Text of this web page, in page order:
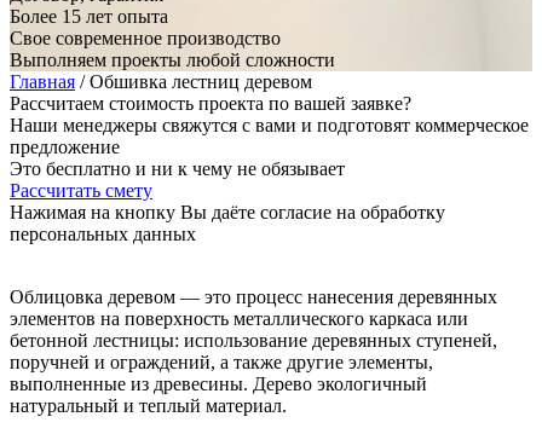
Более 15 лет опыта
Свое современное производство
Выполняем проекты любой сложности
Главная / Обшивка лестниц деревом
Расcчитаем стоимость проекта по вашей заявке?
Наши менеджеры свяжутся с вами и подготовят коммерческое
предложение
Это бесплатно и ни к чему не обязывает
Рассчитать смету
Нажимая на кнопку Вы даёте согласие на обработку
персональных данных
Облицовка деревом — это процесс нанесения деревянных
элементов на поверхность металлического каркаса или
бетонной лестницы: использование деревянных ступеней,
поручней и ограждений, а также другие элементы,
выполненные из древесины. Дерево экологичный
натуральный и теплый материал.